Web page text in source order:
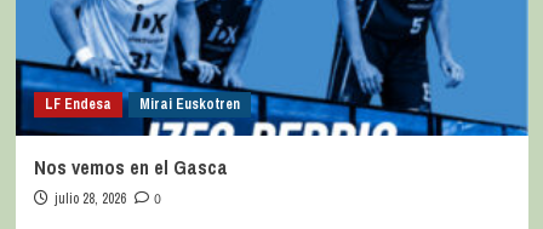
LF Endesa Mirai Euskotren
Nos vemos en el Gasca
julio 28, 2026 0